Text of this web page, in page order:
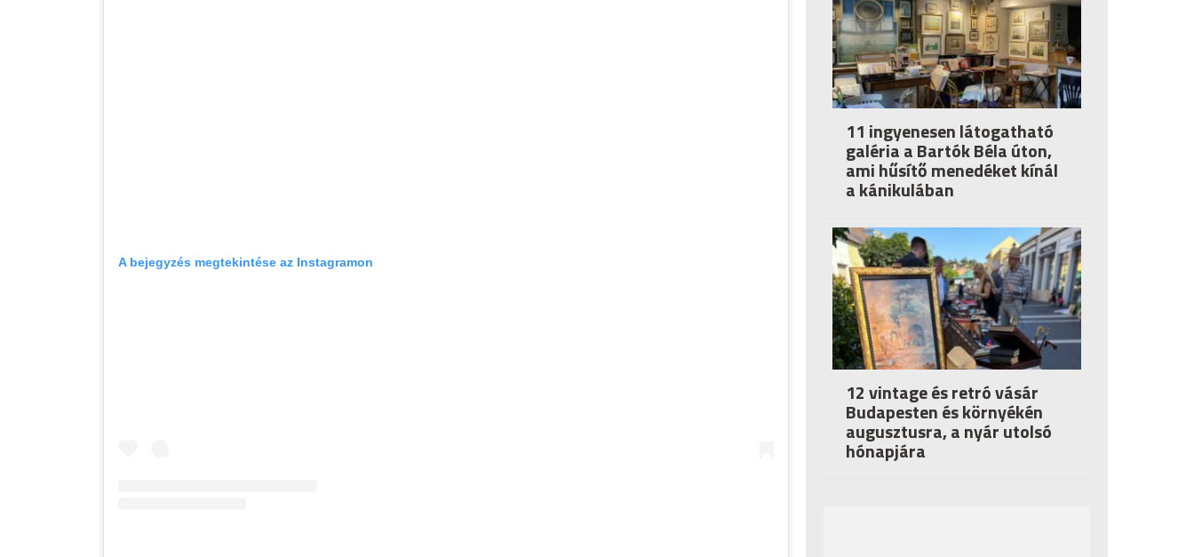
A bejegyzés megtekintése az Instagramon
11 ingyenesen látogatható
galéria a Bartók Béla úton,
ami hűsítő menedéket kínál
a kánikulában
12 vintage és retró vásár
Budapesten és környékén
augusztusra, a nyár utolsó
hónapjára